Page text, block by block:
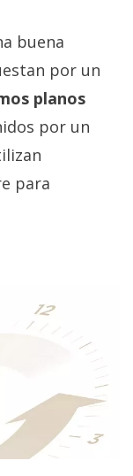
buena
por un
planos
por un
para